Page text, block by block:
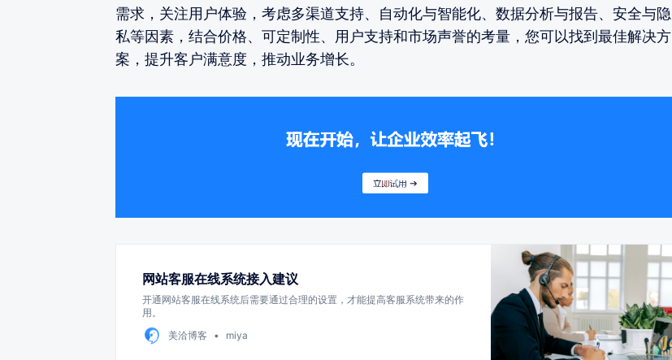
需求，关注用户体验，考虑多渠道支持、自动化与智能化、数据分析与报告、安全与隐
私等因素，结合价格、可定制性、用户支持和市场声誉的考量，您可以找到最佳解决方
案，提升客户满意度，推动业务增长。
网站客服在线系统接入建议
开通网站客服在线系统后需要通过合理的设置，才能提高客服系统带来的作
用。
美洽博客
miya